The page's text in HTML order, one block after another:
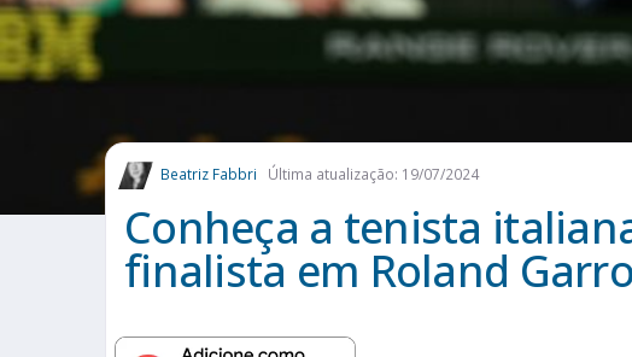
Beatriz Fabbri Última atualização: 19/07/2024
Conheça a tenista
finalista em Roland